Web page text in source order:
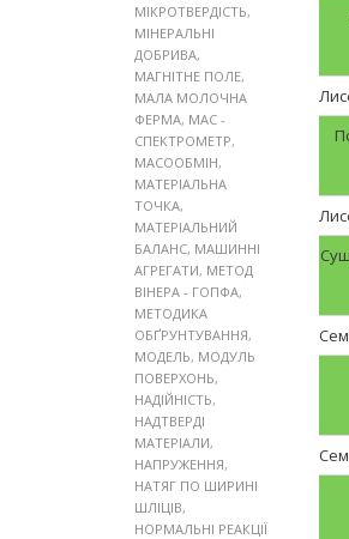
МІКРОТВЕРДІСТЬ,
МІНЕРАЛЬНІ
ДОБРИВА,
МАГНІТНЕ ПОЛЕ,
МАЛА МОЛОЧНА
ФЕРМА, МАС -
СПЕКТРОМЕТР,
МАСООБМІН,
МАТЕРІАЛЬНА
ТОЧКА,
МАТЕРІАЛЬНИЙ
БАЛАНС, МАШИННІ
АГРЕГАТИ, МЕТОД
ВІНЕРА - ГОПФА,
МЕТОДИКА
ОБҐРУНТУВАННЯ,
МОДЕЛЬ, МОДУЛЬ
ПОВЕРХОНЬ,
НАДІЙНІСТЬ,
НАДТВЕРДІ
МАТЕРІАЛИ,
НАПРУЖЕННЯ,
НАТЯГ ПО ШИРИНІ
ШЛІЦІВ,
НОРМАЛЬНІ РЕАКЦІЇ